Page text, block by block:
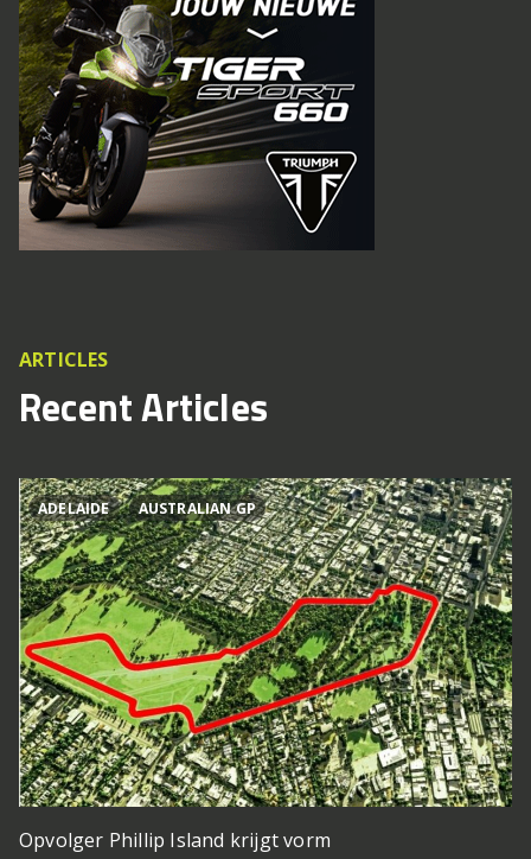
ARTICLES
Recent Articles
ADELAIDE AUSTRALIAN GP
Opvolger Phillip Island krijgt vorm